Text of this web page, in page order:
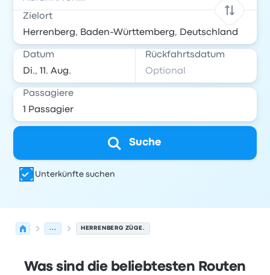
Zielort
Datum Rückfahrtsdatum
Passagiere
Suche
Unterkünfte suchen
... HERRENBERG ZÜGE.
Was sind die beliebtesten Routen